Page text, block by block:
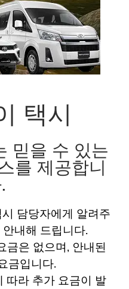
택시
믿을 수 있는
를 제공합니
담당자에게 알려주
내해 드립니다.
금은 없으며, 안내된
금입니다.
따라 추가 요금이 발